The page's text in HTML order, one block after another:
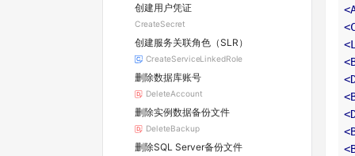
创建用户凭证
CreateSecret
创建服务关联角色（SLR）
CreateServiceLinkedRole
删除数据库账号
DeleteAccount
删除实例数据备份文件
DeleteBackup
删除SQL Server备份文件
<
<
<
<
<
<
<
<
<